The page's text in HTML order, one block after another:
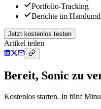
Portfolio-Tracking
Berichte im
Jetzt kostenlos testen
Artikel teilen
Bereit, Sonic zu
Kostenlos starten. In fünf